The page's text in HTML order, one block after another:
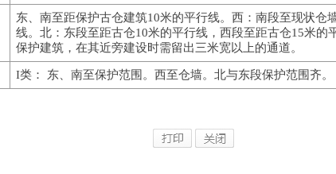
东、南至距保护古仓建筑10米的平行线。西：南段至现状仓
线。北：东段至距古仓10米的平行线，西段至距古仓15米的
保护建筑，在其近旁建设时需留出三米宽以上的通道。
I类： 东、南至保护范围。西至仓墙。北与东段保护范围齐。